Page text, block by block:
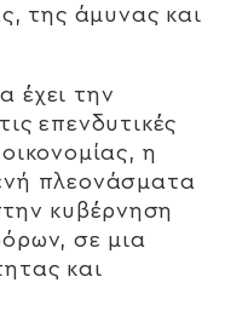
της άμυνας και
έχει την
επενδυτικές
η
πλεονάσματα
κυβέρνηση
σε μια
και